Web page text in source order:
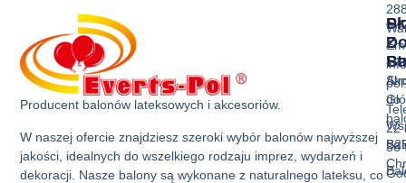
Producent balonów lateksowych i akcesoriów.
W naszej ofercie znajdziesz szeroki wybór balonów najwyższej
jakości, idealnych do wszelkiego rodzaju imprez, wydarzeń i
dekoracji. Nasze balony są wykonane z naturalnego lateksu, co
Z
do
22
36